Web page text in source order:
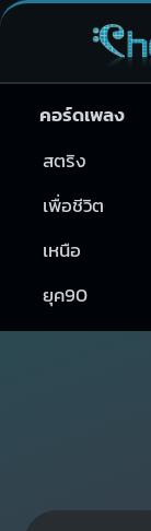
คอร์ดเพลง
สตริง
เพื่อชีวิต
เหนือ
ยุค90